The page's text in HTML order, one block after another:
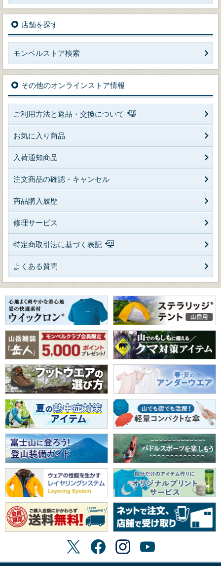
店舗を探す
モンベルストア検索
その他のオンラインストア情報
ご利用方法と返品・交換について
お気に入り商品
入荷通知商品
注文商品の確認・キャンセル
商品購入履歴
修理サービス
特定商取引法に基づく表記
よくある質問